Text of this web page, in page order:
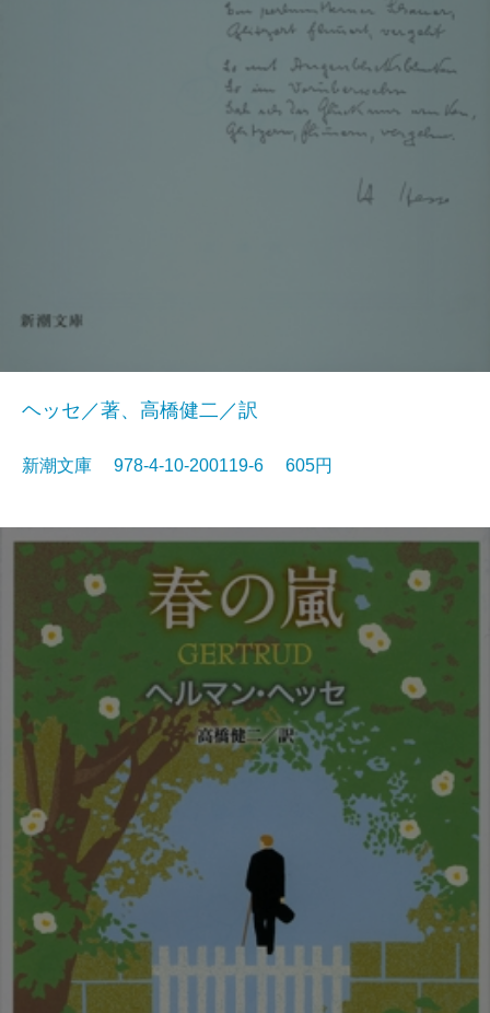
ヘッセ／著、高橋健二／訳
新潮文庫 978-4-10-200119-6 605円